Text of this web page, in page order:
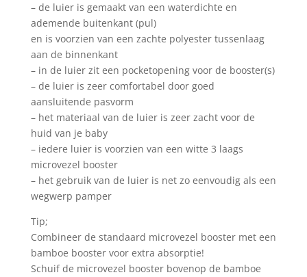
– de luier is gemaakt van een waterdichte en
ademende buitenkant (pul)
en is voorzien van een zachte polyester tussenlaag
aan de binnenkant
– in de luier zit een pocketopening voor de booster(s)
– de luier is zeer comfortabel door goed
aansluitende pasvorm
– het materiaal van de luier is zeer zacht voor de
huid van je baby
– iedere luier is voorzien van een witte 3 laags
microvezel booster
– het gebruik van de luier is net zo eenvoudig als een
wegwerp pamper
Tip;
Combineer de standaard microvezel booster met een
bamboe booster voor extra absorptie!
Schuif de microvezel booster bovenop de bamboe